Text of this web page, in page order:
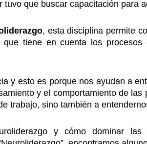
que buscar capacitación para
, esta disciplina permite
tiene en cuenta los procesos
y esto es porque nos ayudan a
y el comportamiento de
trabajo, sino también a
y cómo dominar las